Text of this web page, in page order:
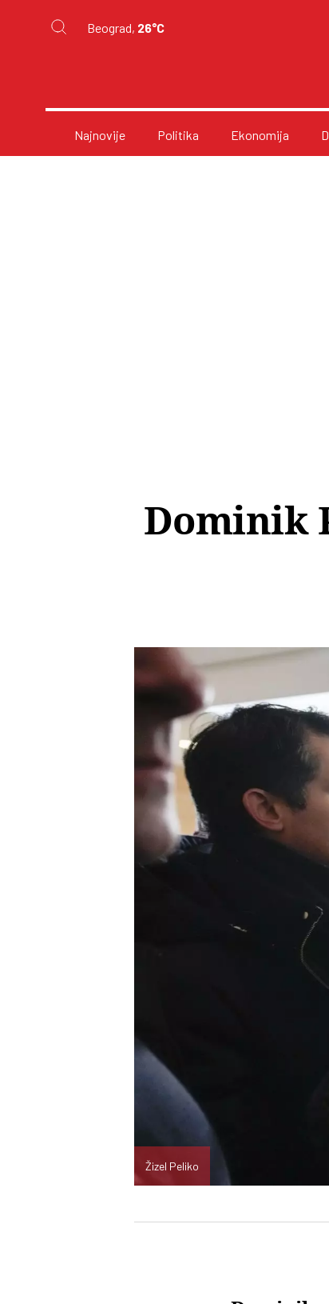
Beograd, 26°C
Najnovije Politika Ekonomija
Dominik
Žizel Peliko